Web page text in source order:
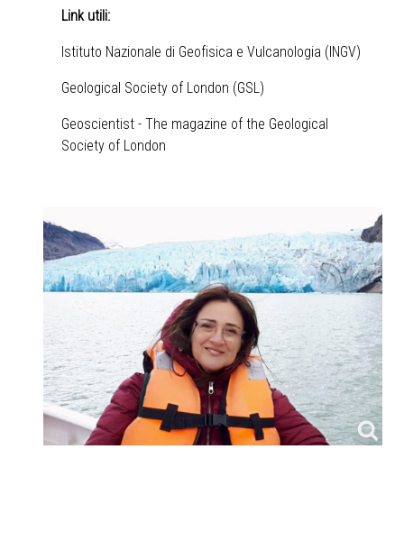
Link utili:
Istituto Nazionale di Geofisica e Vulcanologia (INGV)
Geological Society of London (GSL)
Geoscientist - The magazine of the Geological
Society of London